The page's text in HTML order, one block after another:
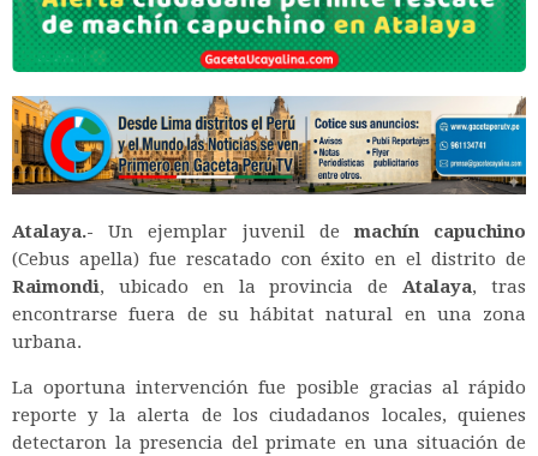
Atalaya.- Un ejemplar juvenil demachín capuchino
(Cebus apella) fue rescatado con éxito en el distrito de
Raimondi, ubicado en la provincia deAtalaya, tras
encontrarse fuera de su hábitat natural en una zona
urbana.
La oportuna intervención fue posible gracias al rápido
reporte y la alerta de los ciudadanos locales, quienes
detectaron la presencia del primate en una situación de